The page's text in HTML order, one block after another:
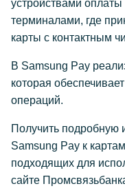
устройствами
терминалами, где
карты с контактным
В Samsung Pay
которая
операций.
Получить
Samsung Pay к
подходящих для
сайте